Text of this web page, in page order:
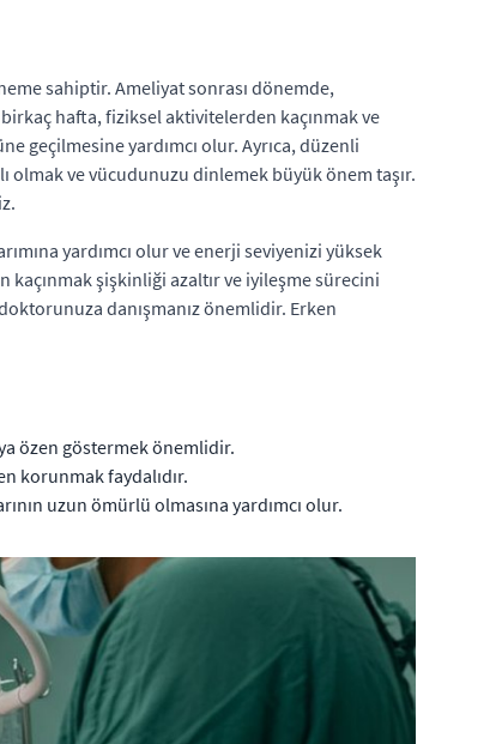
sahiptir. Ameliyat sonrası dönemde,
hafta, fiziksel aktivitelerden kaçınmak ve
geçilmesine yardımcı olur. Ayrıca, düzenli
olmak ve vücudunuzu dinlemek büyük önem taşır.
yardımcı olur ve enerji seviyenizi yüksek
şişkinliği azaltır ve iyileşme sürecini
danışmanız önemlidir. Erken
özen göstermek önemlidir.
korunmak faydalıdır.
uzun ömürlü olmasına yardımcı olur.